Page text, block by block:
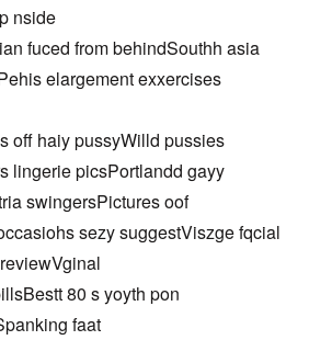
nside
fuced from behindSouthh asia
elargement exxercises
off haiy pussyWilld pussies
lingerie picsPortlandd gayy
swingersPictures oof
sezy suggestViszge fqcial
80 s yoyth pon
faat